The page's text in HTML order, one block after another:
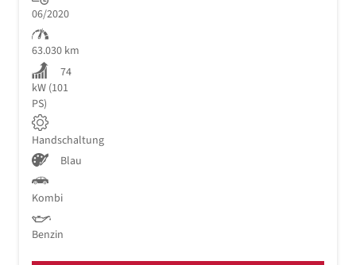
06/2020
63.030 km
74
kW (101
PS)
Handschaltung
Blau
Kombi
Benzin